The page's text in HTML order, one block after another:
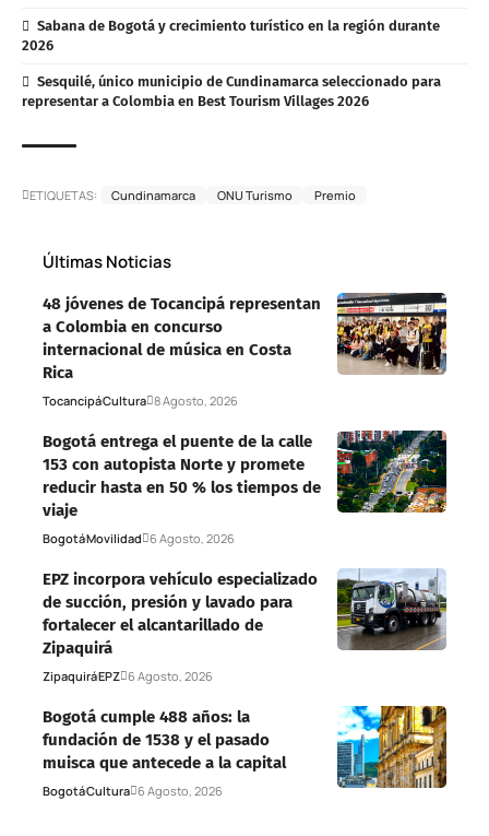
Sabana de Bogotá y crecimiento turístico en la región durante
2026
Sesquilé, único municipio de Cundinamarca seleccionado para
representar a Colombia en Best Tourism Villages 2026
ETIQUETAS: Cundinamarca ONU Turismo Premio
Últimas Noticias
48 jóvenes de Tocancipá representan
a Colombia en concurso
internacional de música en Costa
Rica
TocancipáCultura 8 Agosto, 2026
Bogotá entrega el puente de la calle
153 con autopista Norte y promete
reducir hasta en 50 % los tiempos de
viaje
BogotáMovilidad 6 Agosto, 2026
EPZ incorpora vehículo especializado
de succión, presión y lavado para
fortalecer el alcantarillado de
Zipaquirá
ZipaquiráEPZ 6 Agosto, 2026
Bogotá cumple 488 años: la
fundación de 1538 y el pasado
muisca que antecede a la capital
BogotáCultura 6 Agosto, 2026